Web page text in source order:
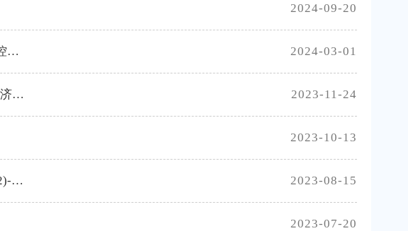
2024-09-20
关于公布《四平红嘴经济技术开发区2022-04#地块、2022-05#地块控制性详细规划》等6个控制性详细规划的通知 2024-03-01
关于公布《四平红嘴经济技术开发区TX-KD2-N-01地块控制性详细规划调整》《四平红嘴经济技术开发区2021-15#地块控制性详细规划》的通知 2023-11-24
2023-10-13
关于公布《四平市铁东区TD-SL-2023-01地块控制性详细规划》《四平经济开发区SPJK(2022)-02#地块控制性详细规划调整》的通知 2023-08-15
2023-07-20